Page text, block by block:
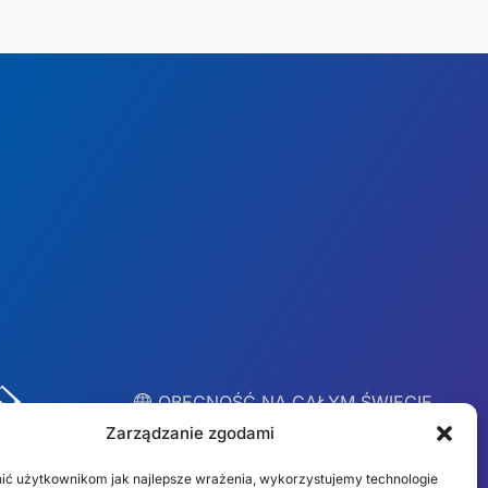
Zarządzanie zgodami
użytkownikom jak najlepsze wrażenia, wykorzystujemy technologie
︎ OBECNOŚĆ NA CAŁYM ŚWIECIE
Lokalne zespoły w 10
krajach